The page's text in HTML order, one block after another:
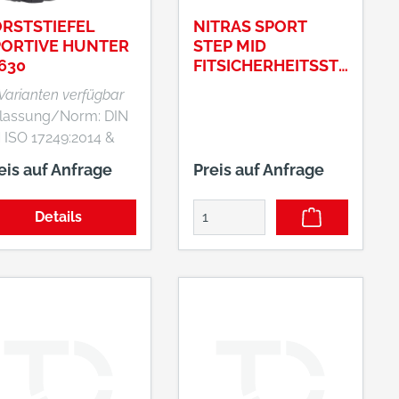
HUNTER
verfügbar
Norm: DIN
ISO 17249:2014 &
EN ISO 20345:2011
•
•
auf Anfrage
Details
NITRAS SPORT
STEP MID
FITSICHERHEITSSTI
Preis auf Anfrage